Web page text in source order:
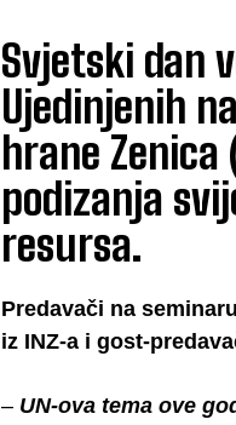
Svjetski dan
Ujedinjenih
hrane
podizanja
resursa.
Predavači na
iz INZ-a i gost-
– UN-ova tema ove